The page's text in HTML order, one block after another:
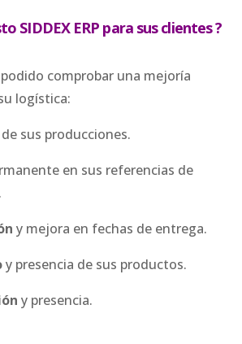
SIDDEX ERP para sus clientes ?
comprobar una mejoría
logística:
de sus producciones.
en sus referencias de
y mejora en fechas de entrega.
y presencia de sus productos.
y presencia.